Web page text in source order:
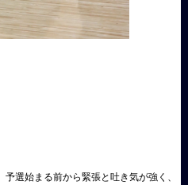
選始まる前から緊張と吐き気が強く、